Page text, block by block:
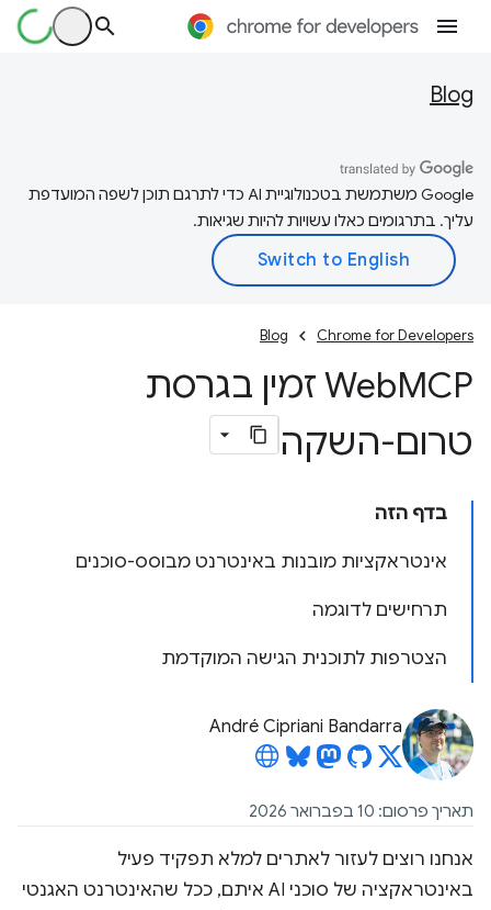
Blog
‫Google משתמשת בטכנולוגיית AI כדי לתרגם תוכן לשפה המועדפת
עליך. בתרגומים כאלו עשויות להיות שגיאות.
Chrome for Developers
Blog
‫Web MCP זמין בגרסת
טרום-השקה
בדף הזה
אינטראקציות מובנות באינטרנט מבוסס-סוכנים
תרחישים לדוגמה
הצטרפות לתוכנית הגישה המוקדמת
André Cipriani Bandarra
תאריך פרסום: 10 בפברואר 2026
אנחנו רוצים לעזור לאתרים למלא תפקיד פעיל
באינטראקציה של סוכני AI איתם, ככל שהאינטרנט האגנטי